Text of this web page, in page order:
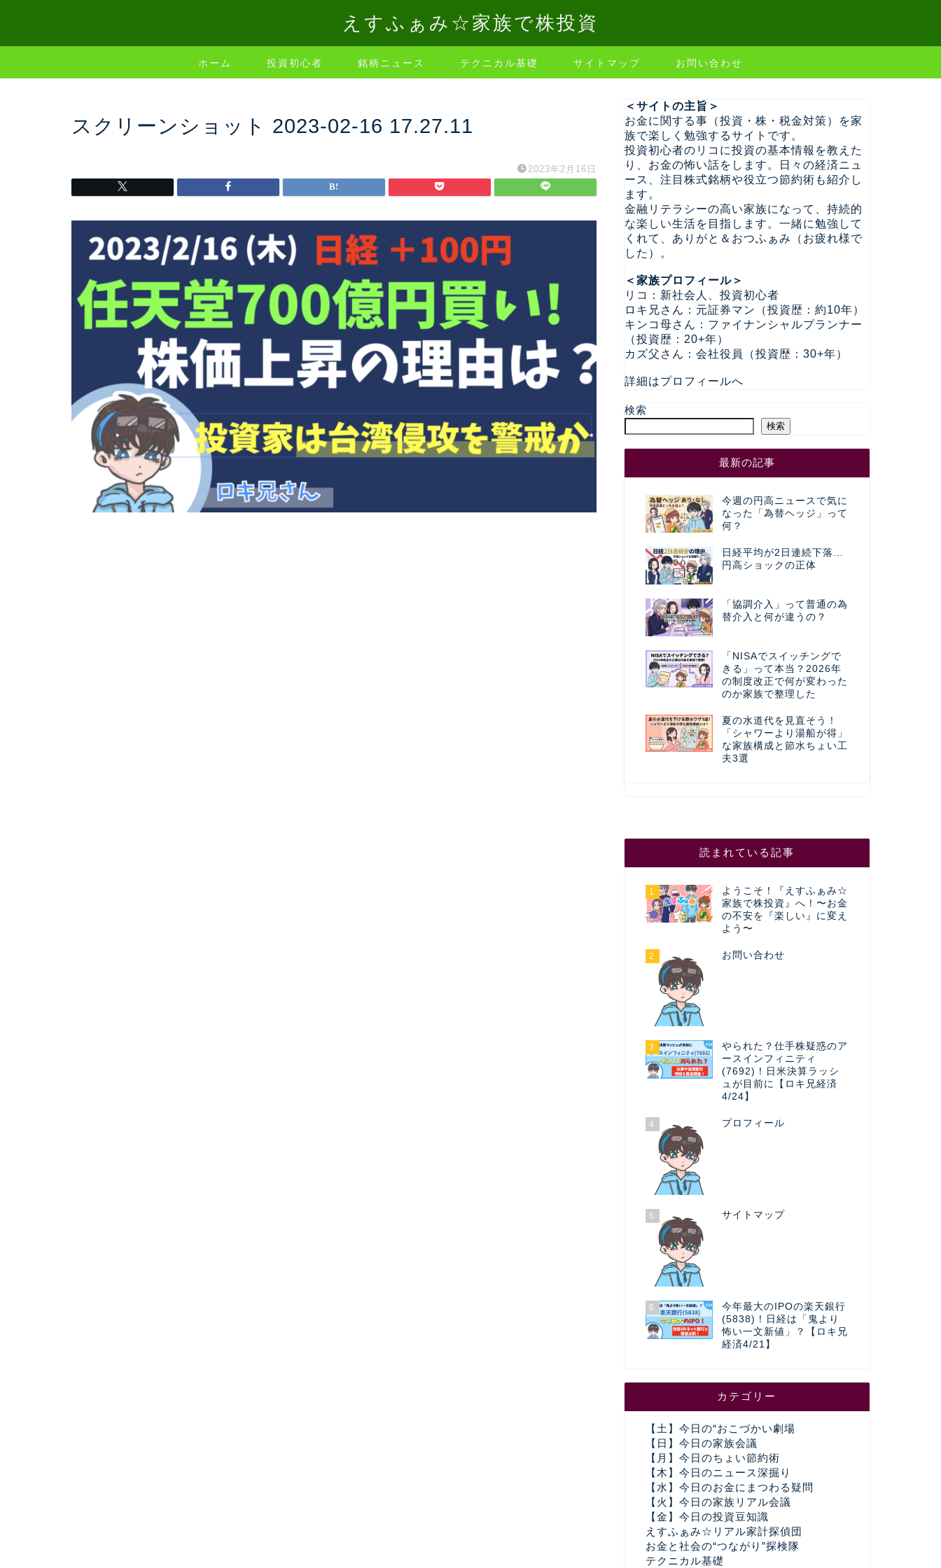
えすふぁみ☆家族で株投資
ホーム 投資初心者 銘柄ニュース テクニカル基礎 サイトマップ お問い合わせ
スクリーンショット 2023-02-16 17.27.11
2023年2月16日
＜サイトの主旨＞
お金に関する事（投資・株・税金対策）を家
族で楽しく勉強するサイトです。
投資初心者のリコに投資の基本情報を教えた
り、お金の怖い話をします。日々の経済ニュ
ース、注目株式銘柄や役立つ節約術も紹介し
ます。
金融リテラシーの高い家族になって、持続的
な楽しい生活を目指します。一緒に勉強して
くれて、ありがと＆おつふぁみ（お疲れ様で
した）。
＜家族プロフィール＞
リコ：新社会人、投資初心者
ロキ兄さん：元証券マン（投資歴：約10年）
キンコ母さん：ファイナンシャルプランナー
（投資歴：20+年）
カズ父さん：会社役員（投資歴：30+年）
詳細はプロフィールへ
検索
検索
最新の記事
今週の円高ニュースで気に
なった「為替ヘッジ」って
何？
日経平均が2日連続下落…
円高ショックの正体
「協調介入」って普通の為
替介入と何が違うの？
「NISAでスイッチングで
きる」って本当？2026年
の制度改正で何が変わった
のか家族で整理した
夏の水道代を見直そう！
「シャワーより湯船が得」
な家族構成と節水ちょい工
夫3選
読まれている記事
1
ようこそ！『えすふぁみ☆
家族で株投資』へ！〜お金
の不安を『楽しい』に変え
よう〜
2 お問い合わせ
3
やられた？仕手株疑惑のア
ースインフィニティ
(7692)！日米決算ラッシ
ュが目前に【ロキ兄経済
4/24】
4 プロフィール
5 サイトマップ
6
今年最大のIPOの楽天銀行
(5838)！日経は「鬼より
怖い一文新値」？【ロキ兄
経済4/21】
カテゴリー
【土】今日の“おこづかい劇場
【日】今日の家族会議
【月】今日のちょい節約術
【木】今日のニュース深掘り
【水】今日のお金にまつわる疑問
【火】今日の家族リアル会議
【金】今日の投資豆知識
えすふぁみ☆リアル家計探偵団
お金と社会の“つながり”探検隊
テクニカル基礎